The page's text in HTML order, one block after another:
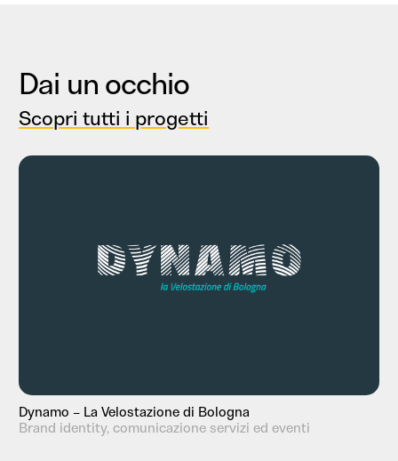
Dai un occhio
Scopri tutti i progetti
Dynamo – La Velostazione di Bologna
Brand identity, comunicazione servizi ed eventi